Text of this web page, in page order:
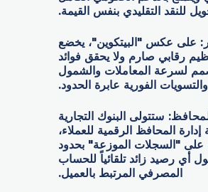
للنقد التقليدي بنفس القيمة.
على عكس "البيتكوين"، يخضع
رقابي صارم ولا يحقق فوائد
لسرعة المعاملات والشمول
الفورية عابرة الحدود.
ستتولى البنوك التجارية
المحافظ الرقمية للعملاء،
على "السجلات الموزعة" بحدود
أي رصيد زائد تلقائياً للحساب
المصرفي المرتبط بالعميل.